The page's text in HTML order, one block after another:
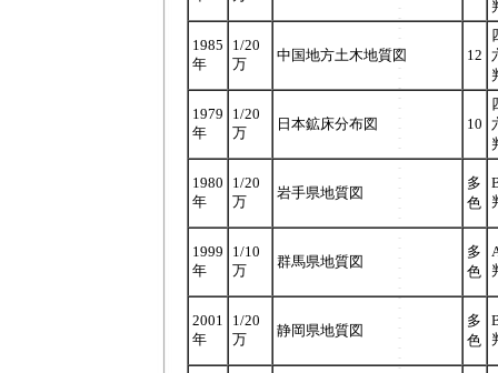
1985
年
1/20
万
中国地方土木地質図 12
1979
年
1/20
万
日本鉱床分布図 10
1980
年
1/20
万
岩手県地質図
多
色
1999
年
1/10
万
群馬県地質図
多
色
2001
年
1/20
万
静岡県地質図
多
色